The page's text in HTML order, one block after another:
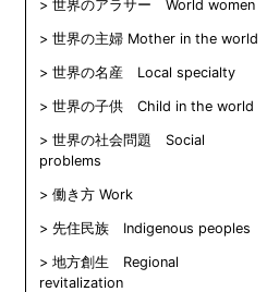
世界のアラサー World women
世界の主婦 Mother in the world
世界の名産 Local specialty
世界の子供 Child in the world
世界の社会問題 Social
problems
働き方 Work
先住民族 Indigenous peoples
地方創生 Regional
revitalization